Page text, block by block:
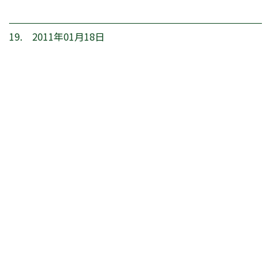
19. 2011年01月18日